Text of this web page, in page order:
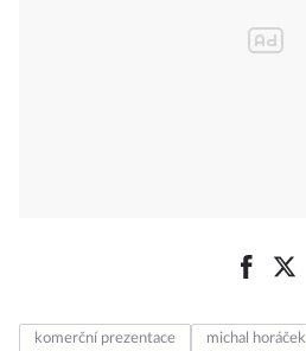
komerční prezentace michal horáček